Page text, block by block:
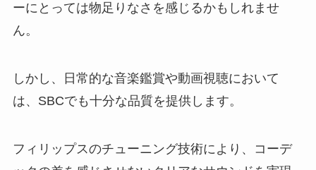
ーにとっては物足りなさを感じるかもしれませ
ん。
しかし、日常的な音楽鑑賞や動画視聴において
は、SBCでも十分な品質を提供します。
フィリップスのチューニング技術により、コーデ